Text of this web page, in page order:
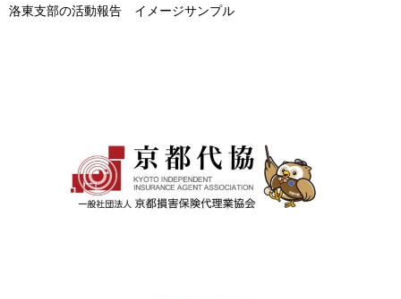
洛東支部の活動報告 イメージサンプル